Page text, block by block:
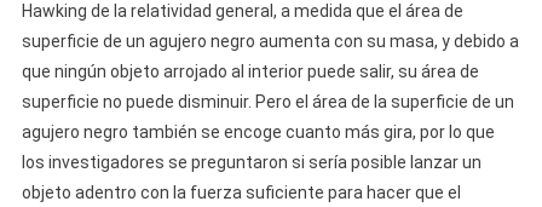
Hawking de la relatividad general, a medida que el área de
superficie de un agujero negro aumenta con su masa, y debido a
que ningún objeto arrojado al interior puede salir, su área de
superficie no puede disminuir. Pero el área de la superficie de un
agujero negro también se encoge cuanto más gira, por lo que
los investigadores se preguntaron si sería posible lanzar un
objeto adentro con la fuerza suficiente para hacer que el